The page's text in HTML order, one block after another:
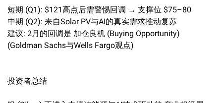
短期 (Q1): $121高点后需警惕回调 → 支撑位 $75–80
中期 (Q2): 来自Solar PV与AI的真实需求推动复苏
建议: 2月的回调是 加仓良机 (Buying Opportunity)
(Goldman Sachs与Wells Fargo观点)
投资者总结